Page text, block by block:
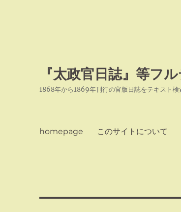
『太政官日誌』等フ
1868年から1869年刊行の官版日誌をテキスト検
homepage このサイトについて